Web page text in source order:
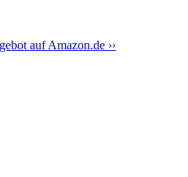
auf Amazon.de ››